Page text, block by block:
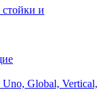
и
Global, Vertical,